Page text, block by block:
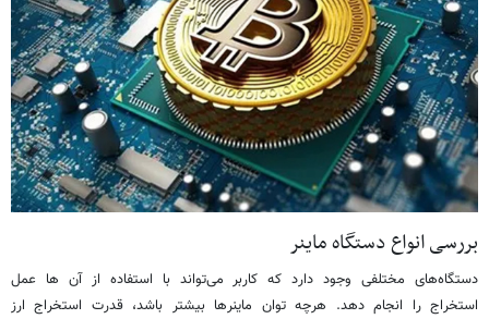
بررسی انواع دستگاه‌ ماینر
دستگاه‌های مختلفی وجود دارد که کاربر می‌تواند با استفاده از آن ها عمل
استخراج را انجام دهد. هرچه توان ماینرها بیشتر باشد، قدرت استخراج ارز